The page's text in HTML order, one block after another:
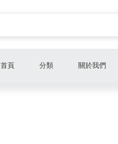
首頁 分類 關於我們